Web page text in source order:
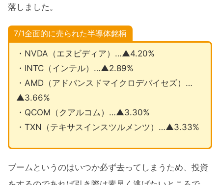
落しました。
7/1全面的に売られた半導体銘柄
・NVDA（エヌビディア）…▲4.20%
・INTC（インテル）…▲2.89%
・AMD（アドバンスドマイクロデバイセズ）…
▲3.66%
・QCOM（クアルコム）…▲3.30%
・TXN（テキサスインスツルメンツ）…▲3.33%
ブームというのはいつか必ず去ってしまうため、投資